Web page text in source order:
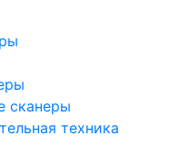
сканеры
техника